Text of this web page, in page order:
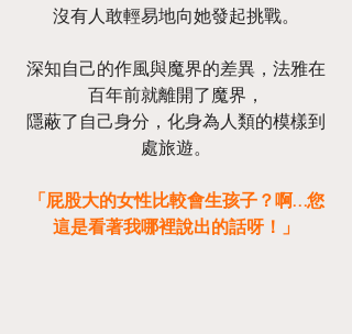
沒有人敢輕易地向她發起挑戰。
深知自己的作風與魔界的差異，法雅在
百年前就離開了魔界，
隱蔽了自己身分，化身為人類的模樣到
處旅遊。
「屁股大的女性比較會生孩子？啊…您
這是看著我哪裡說出的話呀！」